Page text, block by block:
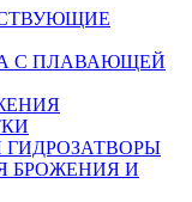
С ПЛАВАЮЩЕЙ
БРОЖЕНИЯ И